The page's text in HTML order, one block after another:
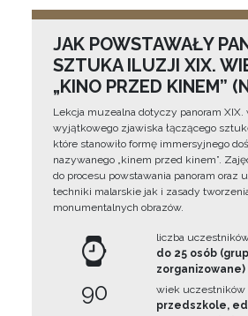
JAK POWSTAWAŁY
SZTUKA ILUZJI XIX.
„KINO PRZED KINEM”
Lekcja muzealna dotyczy panoram
wyjątkowego zjawiska łączącego
które stanowiło formę immersyjnego
nazywanego „kinem przed kinem”.
do procesu powstawania panoram oraz
techniki malarskie jak i zasady
monumentalnych obrazów.
90
liczba
do 25 osób
zorganizowane)
wiek uczestników
przedszkole,